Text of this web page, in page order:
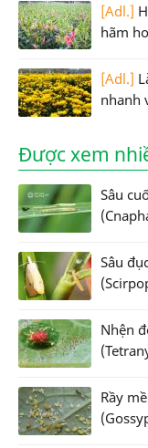
[Adl.]
hãm
[Adl.]
nhanh
Được xem
Sâu
Sâu
Nhện
Rầy